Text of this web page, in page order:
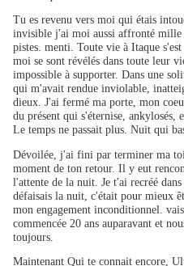
Tu es revenu vers moi qui étais
invisible j'ai moi aussi affronté mille
pistes. menti. Toute vie à Itaque
moi se sont révélés dans toute leur
impossible à supporter. Dans une
qui m'avait rendue inviolable,
dieux. J'ai fermé ma porte, mon
du présent qui s'éternise, ankylosés,
Le temps ne passait plus. Nuit qui
Dévoilée, j'ai fini par terminer ma
moment de ton retour. Il y eut
l'attente de la nuit. Je t'ai recréé
défaisais la nuit, c'était pour mieux
mon engagement inconditionnel.
commencée 20 ans auparavant et
toujours.
Maintenant Qui te connait encore,